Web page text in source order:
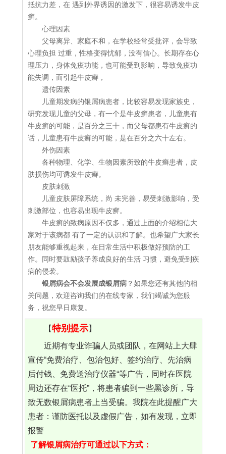
抵抗力差，在 遇到外界诱因的激发下，很容易诱发牛皮
癣。
心理因素
父母离异、家庭不和，在学校经常受批评，会导致
心理负担 过重，性格变得忧郁，没有信心。长期存在心
理压力，身体免疫功能，也可能受到影响，导致免疫功
能失调，而引起牛皮癣，
遗传因素
儿童期发病的银屑病患者，比较容易发现家族史，
研究发现儿童的父母，有一个是牛皮癣患者，儿童患有
牛皮癣的可能，是百分之三十，而父母都患有牛皮癣的
话，儿童患有牛皮癣的可能，是在百分之六十左右。
外伤因素
各种物理、化学、生物因素所致的牛皮癣患者，皮
肤损伤均可诱发牛皮癣。
皮肤刺激
儿童皮肤屏障系统，尚 未完善，易受刺激影响，受
刺激部位，也容易出现牛皮癣。
牛皮癣的致病原因不仅多，通过上面的介绍相信大
家对于该病都 有了一定的认识和了解。也希望广大家长
朋友能够重视起来，在日常生活中积极做好预防的工
作。同时要鼓励孩子养成良好的生活 习惯，避免受到疾
病的侵袭。
银屑病会不会发展成银屑病 ？如果您还有其他的相
关问题，欢迎咨询我们的在线专家，我们竭诚为您服
务，祝您早日康复。
【特别提示】
近期有专业诈骗人员或团队，在网站上大肆
宣传“免费治疗、包治包好、签约治疗、先治病
后付钱、免费送治疗仪器“等广告，同时在医院
周边还存在“医托”，将患者骗到一些黑诊所，导
致无数银屑病患者上当受骗。我院在此提醒广大
患者：谨防医托以及虚假广告，如有发现，立即
报警
了解银屑病治疗可通过以下方式：